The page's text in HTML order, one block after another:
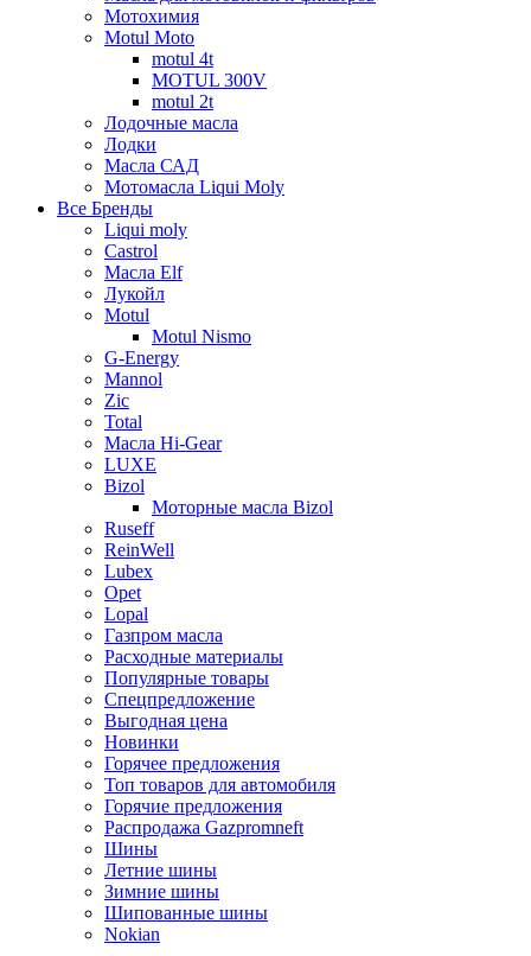
Мотохимия
Motul Moto
motul 4t
MOTUL 300V
motul 2t
Лодочные масла
Лодки
Масла САД
Мотомасла Liqui Moly
Все Бренды
Liqui moly
Castrol
Масла Elf
Лукойл
Motul
Motul Nismo
G-Energy
Mannol
Zic
Total
Масла Hi-Gear
LUXE
Bizol
Моторные масла Bizol
Ruseff
ReinWell
Lubex
Opet
Lopal
Газпром масла
Расходные материалы
Популярные товары
Спецпредложение
Выгодная цена
Новинки
Горячее предложения
Топ товаров для автомобиля
Горячие предложения
Распродажа Gazpromneft
Шины
Летние шины
Зимние шины
Шипованные шины
Nokian